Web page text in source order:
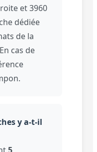
et 3960
dédiée
de la
cas de
y a-t-il
5